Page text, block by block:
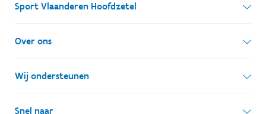
Sport Vlaanderen Hoofdzetel
Simon Bolivarlaan 17
1000 Brussel
Ondernemingsnummer: BE 0248.142.826
Over ons
Wie zijn we, wat doen we
Onze centra
Wij ondersteunen
Lokale besturen
Snel naar